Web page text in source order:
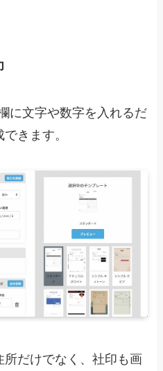
に文字や数字を入れるだ
きます。
だけでなく、社印も画